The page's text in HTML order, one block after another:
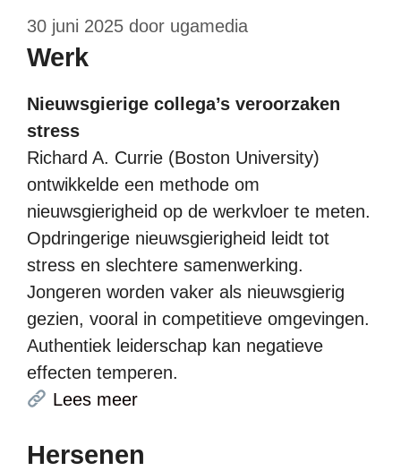
30 juni 2025 door ugamedia
Werk
Nieuwsgierige collega’s veroorzaken
stress
Richard A. Currie (Boston University)
ontwikkelde een methode om
nieuwsgierigheid op de werkvloer te meten.
Opdringerige nieuwsgierigheid leidt tot
stress en slechtere samenwerking.
Jongeren worden vaker als nieuwsgierig
gezien, vooral in competitieve omgevingen.
Authentiek leiderschap kan negatieve
effecten temperen.
Lees meer
Hersenen